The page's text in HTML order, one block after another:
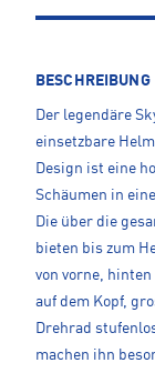
BESCHREIBUNG
Der legendäre
einsetzbare
Design ist eine
Schäumen in
Die über die
bieten bis zum
von vorne,
auf dem Kopf,
Drehrad
machen ihn